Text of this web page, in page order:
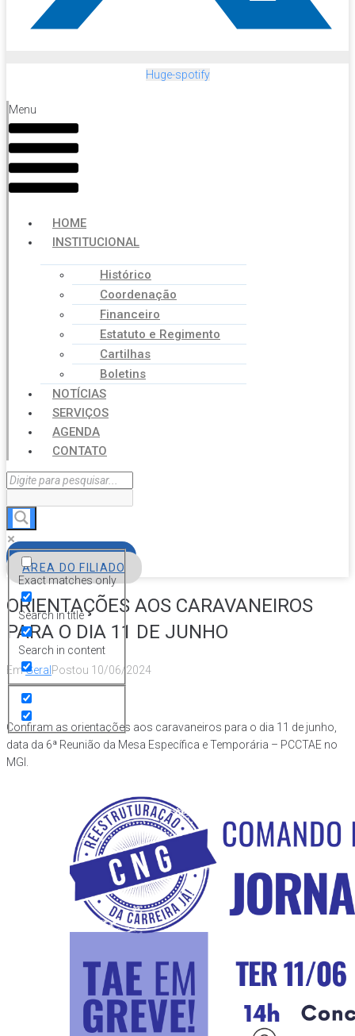
Huge-spotify
Menu
HOME
INSTITUCIONAL
Histórico
Coordenação
Financeiro
Estatuto e Regimento
Cartilhas
Boletins
NOTÍCIAS
SERVIÇOS
AGENDA
CONTATO
Exact matches only
Search in title
Search in content
ÁREA DO FILIADO
ORIENTAÇÕES AOS CARAVANEIROS
PARA O DIA 11 DE JUNHO
EmGeral Postou 10/06/2024
Confiram as orientações aos caravaneiros para o dia 11 de junho,
data da 6ª Reunião da Mesa Específica e Temporária – PCCTAE no
MGI.